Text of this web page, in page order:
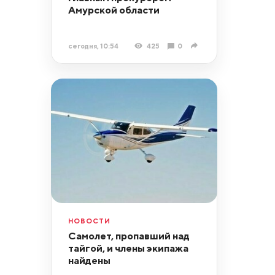
Амурской области
сегодня, 10:54 425 0
НОВОСТИ
Самолет, пропавший над
тайгой, и члены экипажа
найдены